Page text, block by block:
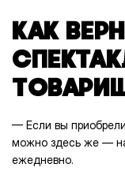
КАК
— Если вы
можно здесь же —
ежедневно.